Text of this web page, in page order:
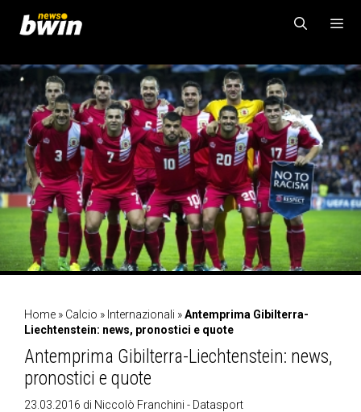
contenuto
MENU
Home » Calcio » Internazionali »Antemprima Gibilterra-
Liechtenstein: news, pronostici e quote
Antemprima Gibilterra-Liechtenstein: news,
pronostici e quote
23.03.2016 di Niccolò Franchini - Datasport